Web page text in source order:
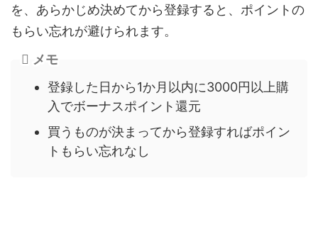
を、あらかじめ決めてから登録すると、ポイントの
もらい忘れが避けられます。
メモ
登録した日から1か月以内に3000円以上購
入でボーナスポイント還元
買うものが決まってから登録すればポイン
トもらい忘れなし